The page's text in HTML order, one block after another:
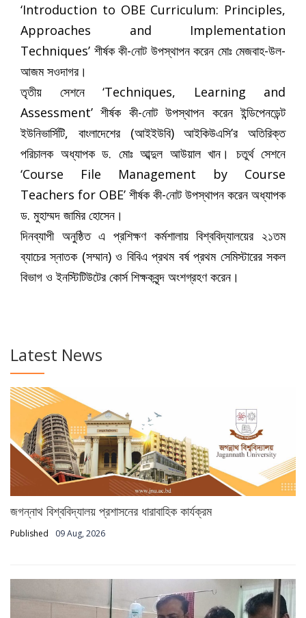
‘Introduction to OBE Curriculum: Principles,
Approaches and Implementation
Techniques’ শীর্ষক কী-নোট উপস্থাপন করেন মোঃ মেজবাহ-উল-
আজম সওদাগর।
তৃতীয় সেশনে ‘Techniques, Learning and
Assessment’ শীর্ষক কী-নোট উপস্থাপন করেন ইন্ডিপেনডেন্ট
ইউনিভার্সিটি, বাংলাদেশের (আইইউবি) আইকিউএসি’র অতিরিক্ত
পরিচালক অধ্যাপক ড. মোঃ আব্দুল আউয়াল খান। চতুর্থ সেশনে
‘Course File Management by Course
Teachers for OBE’ শীর্ষক কী-নোট উপস্থাপন করেন অধ্যাপক
ড. মুহাম্মদ জামির হোসেন।
দিনব্যাপী অনুষ্ঠিত এ প্রশিক্ষণ কর্মশালায় বিশ্ববিদ্যালয়ের ২১তম
ব্যাচের স্নাতক (সম্মান) ও বিবিএ প্রথম বর্ষ প্রথম সেমিস্টারের সকল
বিভাগ ও ইনস্টিটিউটের কোর্স শিক্ষকবৃন্দ অংশগ্রহণ করেন।
Latest News
জগন্নাথ বিশ্ববিদ্যালয় প্রশাসনের ধারাবাহিক কার্যক্রম
Published 09 Aug, 2026